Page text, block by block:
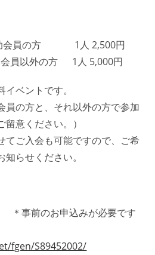
助会員の方 1人 2,500円
会員以外の方 1人 5,000円
ベントです。
の方と、それ以外の方で参加
意ください。）
ご入会も可能ですので、ご希
らせください。
事前のお申込みが必要です
fgen/S89452002/